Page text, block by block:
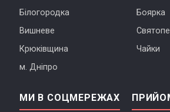
Білогородка
Боярка
Вишневе
Крюківщина
Чайки
м. Дніпро
МИ В СОЦМЕРЕЖАХ